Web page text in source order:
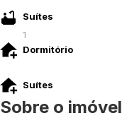
Suítes
1
Dormitório
Suítes
Sobre o imóvel